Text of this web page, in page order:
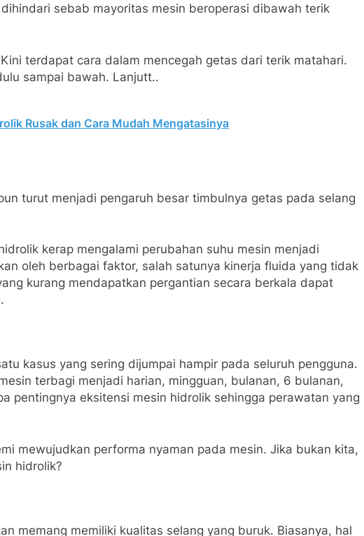
sebab mayoritas mesin beroperasi dibawah terik
terdapat cara dalam mencegah getas dari terik matahari.
sampai bawah. Lanjutt..
Rusak dan Cara Mudah Mengatasinya
turut menjadi pengaruh besar timbulnya getas pada selang
kerap mengalami perubahan suhu mesin menjadi
oleh berbagai faktor, salah satunya kinerja fluida yang tidak
kurang mendapatkan pergantian secara berkala dapat
kasus yang sering dijumpai hampir pada seluruh pengguna.
terbagi menjadi harian, mingguan, bulanan, 6 bulanan,
pentingnya eksitensi mesin hidrolik sehingga perawatan yang
mewujudkan performa nyaman pada mesin. Jika bukan kita,
hidrolik?
memang memiliki kualitas selang yang buruk. Biasanya, hal